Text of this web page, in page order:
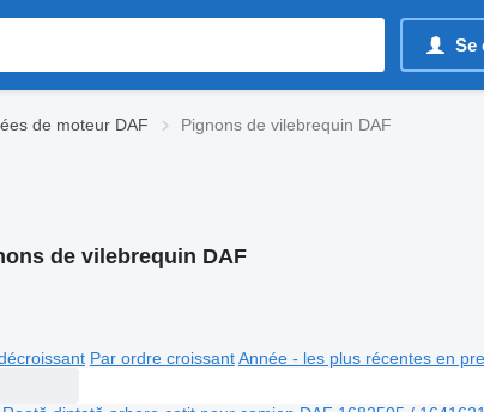
Se
de moteur DAF Pignons de vilebrequin DAF
de vilebrequin DAF
Par ordre croissant Année - les plus récentes en